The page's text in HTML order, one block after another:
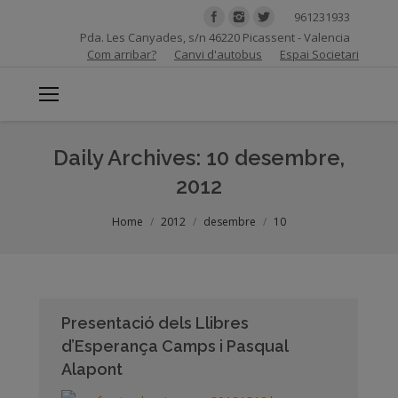
961231933
Pda. Les Canyades, s/n 46220 Picassent - Valencia
Com arribar?
Canvi d'autobus Espai Societari
Daily Archives: 10 desembre,
2012
You are here:Home 2012 desembre 10
Presentació dels Llibres
d’Esperança Camps i Pasqual
Alapont